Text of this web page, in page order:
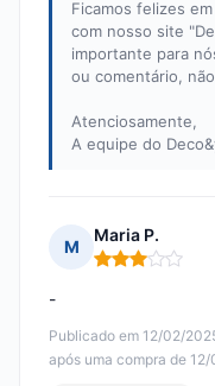
Ficamos felizes
com nosso site
importante para
ou comentário,
Atenciosamente,
A equipe do
M
Maria P.
Nota: 3 em 5
Publicado em 12/02/
após uma compra de
-